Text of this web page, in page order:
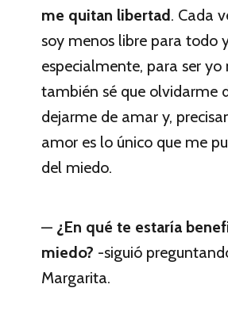
me quitan libertad. Cada
soy menos libre para todo
especialmente, para ser yo
también sé que olvidarme
dejarme de amar y,
amor es lo único que me
del miedo.
— ¿En qué te estaría
miedo? -siguió
Margarita.